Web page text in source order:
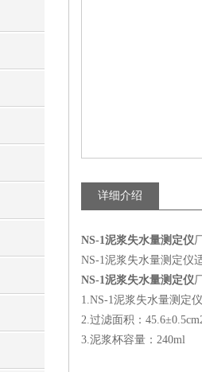
详细介绍
NS-1泥浆失水量测定仪
NS-1泥浆失水量测定仪
NS-1泥浆失水量测定仪
1.NS-1泥浆失水量测定
2.过滤面积：
3.泥浆杯容量：240ml